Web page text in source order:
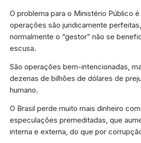
O problema para o Ministério Público
operações são juridicamente
normalmente o “gestor” não se
escusa.
São operações bem-intencionadas,
dezenas de bilhões de dólares de
humano.
O Brasil perde muito mais dinheiro
especulações premeditadas, que
interna e externa, do que por